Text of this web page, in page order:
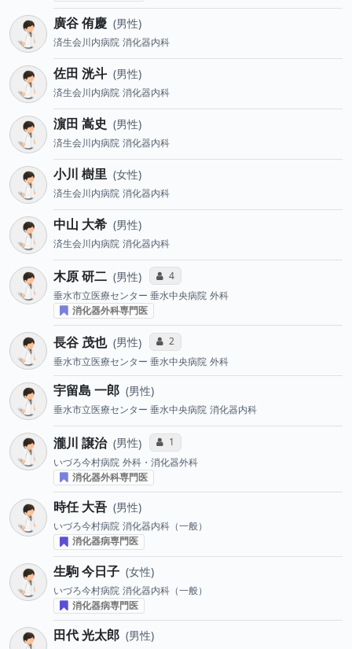
廣谷 侑慶 男性
済生会川内病院 消化器内科
佐田 洸斗 男性
済生会川内病院 消化器内科
濵田 嵩史 男性
済生会川内病院 消化器内科
小川 樹里 女性
済生会川内病院 消化器内科
中山 大希 男性
済生会川内病院 消化器内科
木原 研二 男性 コミュニケーション・タイプ投票数
4
垂水市立医療センター 垂水中央病院 外科
消化器外科専門医
長谷 茂也 男性 コミュニケーション・タイプ投票数
2
垂水市立医療センター 垂水中央病院 外科
宇留島 一郎 男性
垂水市立医療センター 垂水中央病院 消化器内科
瀧川 譲治 男性 コミュニケーション・タイプ投票数
1
いづろ今村病院 外科・消化器外科
消化器外科専門医
時任 大吾 男性
いづろ今村病院 消化器内科（一般）
消化器病専門医
生駒 今日子 女性
いづろ今村病院 消化器内科（一般）
消化器病専門医
田代 光太郎 男性